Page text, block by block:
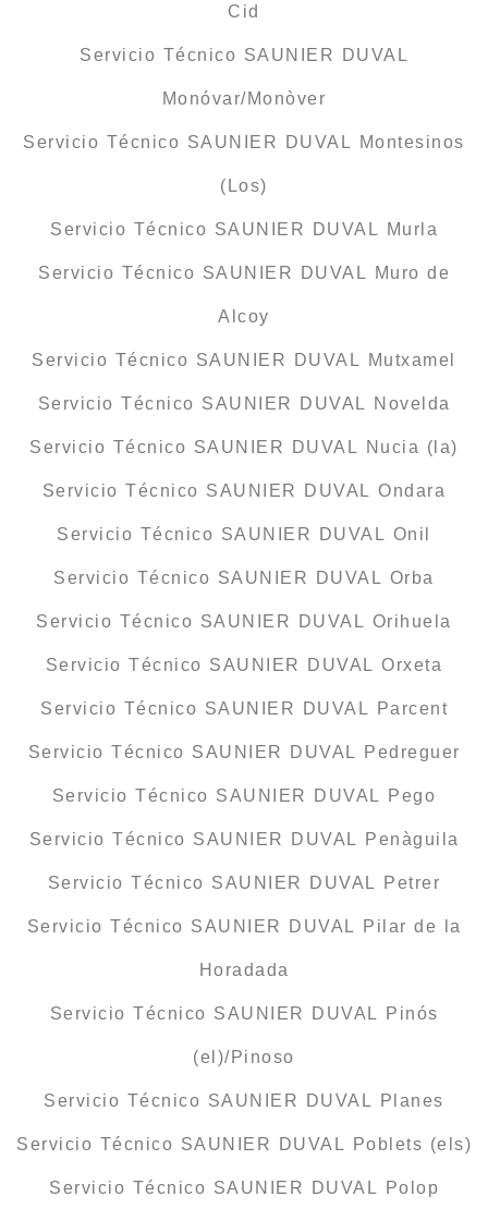
Cid
Servicio Técnico SAUNIER DUVAL
Monóvar/Monòver
Servicio Técnico SAUNIER DUVAL Montesinos
(Los)
Servicio Técnico SAUNIER DUVAL Murla
Servicio Técnico SAUNIER DUVAL Muro de
Alcoy
Servicio Técnico SAUNIER DUVAL Mutxamel
Servicio Técnico SAUNIER DUVAL Novelda
Servicio Técnico SAUNIER DUVAL Nucia (la)
Servicio Técnico SAUNIER DUVAL Ondara
Servicio Técnico SAUNIER DUVAL Onil
Servicio Técnico SAUNIER DUVAL Orba
Servicio Técnico SAUNIER DUVAL Orihuela
Servicio Técnico SAUNIER DUVAL Orxeta
Servicio Técnico SAUNIER DUVAL Parcent
Servicio Técnico SAUNIER DUVAL Pedreguer
Servicio Técnico SAUNIER DUVAL Pego
Servicio Técnico SAUNIER DUVAL Penàguila
Servicio Técnico SAUNIER DUVAL Petrer
Servicio Técnico SAUNIER DUVAL Pilar de la
Horadada
Servicio Técnico SAUNIER DUVAL Pinós
(el)/Pinoso
Servicio Técnico SAUNIER DUVAL Planes
Servicio Técnico SAUNIER DUVAL Poblets (els)
Servicio Técnico SAUNIER DUVAL Polop